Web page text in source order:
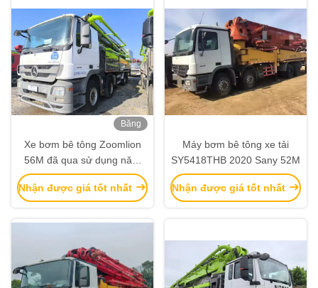
Băng
Xe bơm bê tông Zoomlion
56M đã qua sử dụng năm
2019, khung gầm Mercedes
Benz với Vận hành Thông
Nhận được giá tốt nhất
Máy bơm bê tông xe tải
SY5418THB 2020 Sany 52M
Nhận được giá tốt nhất